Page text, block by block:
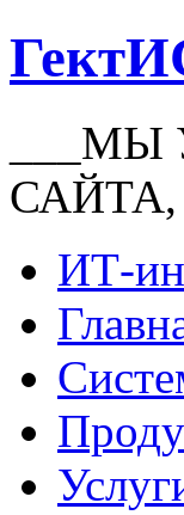
ИТ-